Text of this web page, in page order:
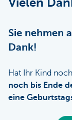
Sie nehmen
Dank!
Hat Ihr Kind
noch bis Ende
eine